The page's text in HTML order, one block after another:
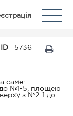
ID 5736
саме:
з №2-1 до
площею 232,1